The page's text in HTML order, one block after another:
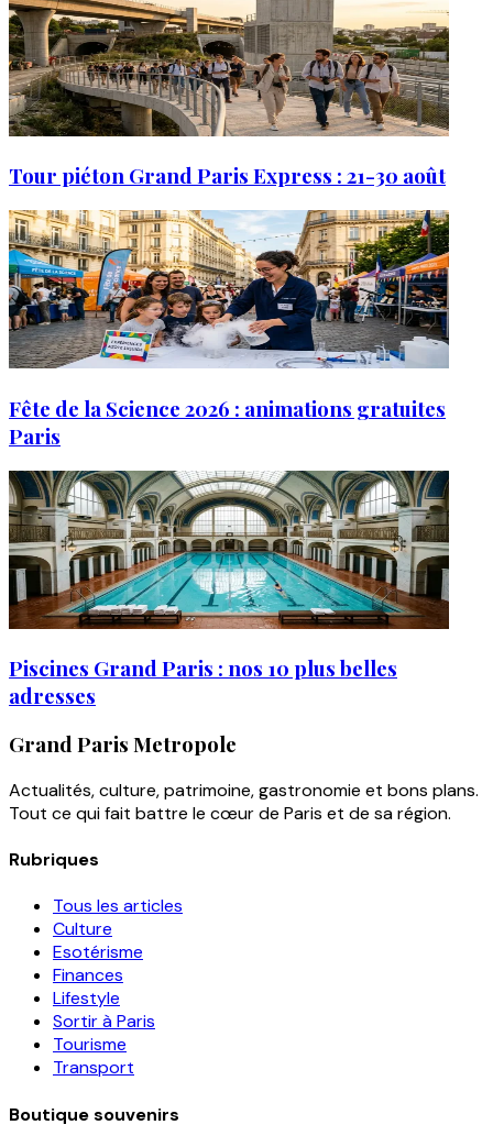
Tour piéton Grand Paris Express : 21-30 août
Fête de la Science 2026 : animations gratuites
Paris
Piscines Grand Paris : nos 10 plus belles
adresses
Grand Paris Metropole
Actualités, culture, patrimoine, gastronomie et bons plans.
Tout ce qui fait battre le cœur de Paris et de sa région.
Rubriques
Tous les articles
Culture
Esotérisme
Finances
Lifestyle
Sortir à Paris
Tourisme
Transport
Boutique souvenirs